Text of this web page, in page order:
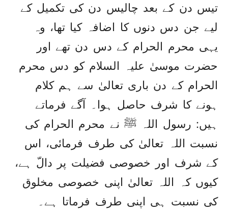
تیس دن کے بعد چالیس دن کی تکمیل کے
لیے جن دس دنوں کا اضافہ کیا تھا، وہ
یہی محرم الحرام کے دس دن تھے اور
حضرت موسیٰ علیہ السلام کو دس محرم
الحرام کے دن باری تعالیٰ سے ہم کلام
ہونے کا شرف حاصل ہوا۔ آگے فرماتے
ہیں: رسول اللہ ﷺ نے محرم الحرام کی
نسبت اللہ تعالیٰ کی طرف فرمائی، اس
کے شرف اور خصوصی فضیلت پر دالّ ہے،
کیوں کہ اللہ تعالیٰ اپنی خصوصی مخلوق
کی نسبت ہی اپنی طرف فرماتا ہے۔